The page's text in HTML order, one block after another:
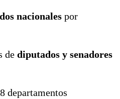
nacionales por
de diputados y senadores
departamentos